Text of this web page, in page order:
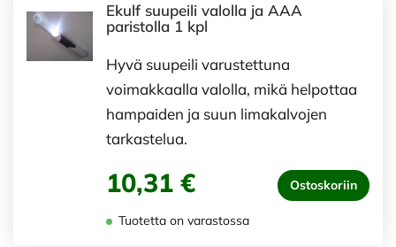
Ekulf suupeili valolla ja AAA
paristolla 1 kpl
Hyvä suupeili varustettuna
voimakkaalla valolla, mikä helpottaa
hampaiden ja suun limakalvojen
tarkastelua.
10,31 € Ostoskoriin
Tuotetta on varastossa